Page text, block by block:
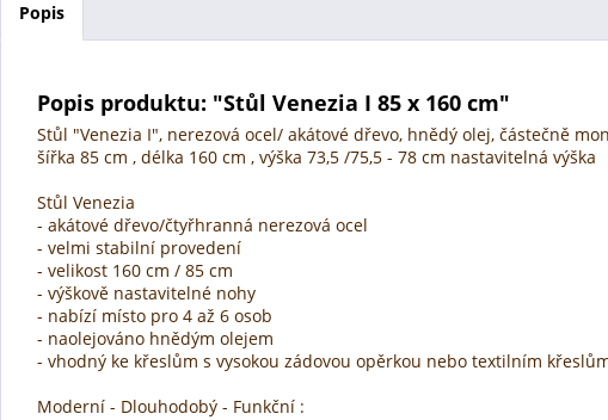
Popis
Popis produktu: "Stůl Venezia I 85 x 160 cm"
Stůl "Venezia I", nerezová ocel/ akátové dřevo, hnědý olej, částečně
šířka 85 cm , délka 160 cm , výška 73,5 /75,5 - 78 cm nastavitelná výška
Stůl Venezia
- akátové dřevo/čtyřhranná nerezová ocel
- velmi stabilní provedení
- velikost 160 cm / 85 cm
- výškově nastavitelné nohy
- nabízí místo pro 4 až 6 osob
- naolejováno hnědým olejem
- vhodný ke křeslům s vysokou zádovou opěrkou nebo textilním
Moderní - Dlouhodobý - Funkční :